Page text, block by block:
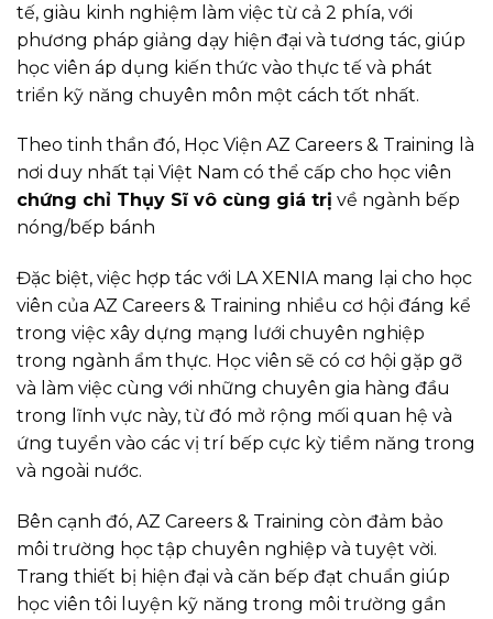
tế, giàu kinh nghiệm làm việc từ cả 2 phía, với
phương pháp giảng dạy hiện đại và tương tác, giúp
học viên áp dụng kiến thức vào thực tế và phát
triển kỹ năng chuyên môn một cách tốt nhất.
Theo tinh thần đó, Học Viện AZ Careers & Training là
nơi duy nhất tại Việt Nam có thể cấp cho học viên
chứng chỉ Thụy Sĩ vô cùng giá trị về ngành bếp
nóng/bếp bánh
Đặc biệt, việc hợp tác với LA XENIA mang lại cho học
viên của AZ Careers & Training nhiều cơ hội đáng kể
trong việc xây dựng mạng lưới chuyên nghiệp
trong ngành ẩm thực. Học viên sẽ có cơ hội gặp gỡ
và làm việc cùng với những chuyên gia hàng đầu
trong lĩnh vực này, từ đó mở rộng mối quan hệ và
ứng tuyển vào các vị trí bếp cực kỳ tiềm năng trong
và ngoài nước.
Bên cạnh đó, AZ Careers & Training còn đảm bảo
môi trường học tập chuyên nghiệp và tuyệt vời.
Trang thiết bị hiện đại và căn bếp đạt chuẩn giúp
học viên tôi luyện kỹ năng trong môi trường gần